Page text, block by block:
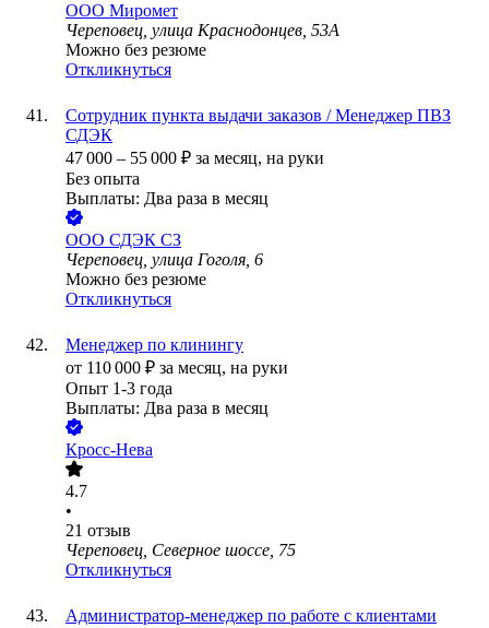
ООО Миромет
Череповец, улица Краснодонцев, 53А
Можно без резюме
Откликнуться
Сотрудник пункта выдачи заказов / Менеджер ПВЗ
СДЭК
47 000 – 55 000 ₽ за месяц, на руки
Без опыта
Выплаты: Два раза в месяц
ООО СДЭК СЗ
Череповец, улица Гоголя, 6
Можно без резюме
Откликнуться
Менеджер по клинингу
от 110 000 ₽ за месяц, на руки
Опыт 1-3 года
Выплаты: Два раза в месяц
Кросс-Нева
4.7
•
21 отзыв
Череповец, Северное шоссе, 75
Откликнуться
Администратор-менеджер по работе с клиентами